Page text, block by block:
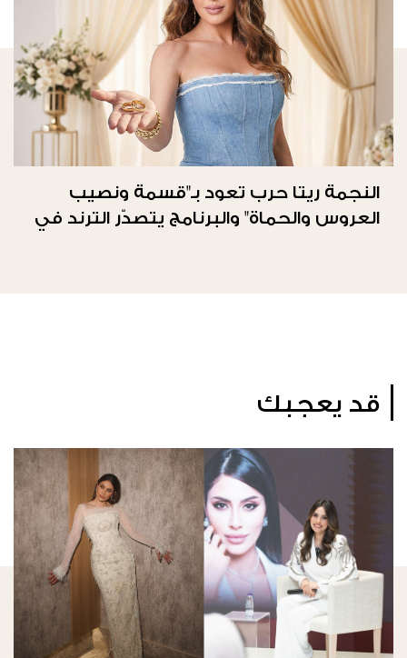
النجمة ريتا حرب تعود بـ"قسمة ونصيب
العروس والحماة" والبرنامج يتصدّر الترند في
قد يعجبك